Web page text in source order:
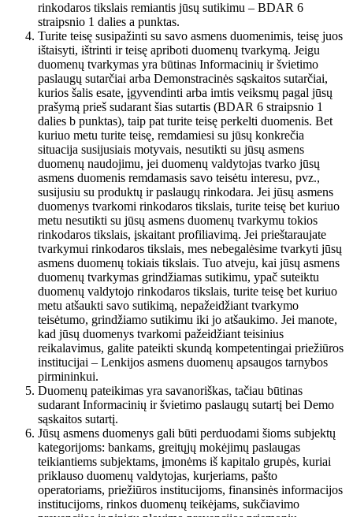
rinkodaros tikslais remiantis jūsų sutikimu – BDAR 6
straipsnio 1 dalies a punktas.
Turite teisę susipažinti su savo asmens duomenimis, teisę juos
ištaisyti, ištrinti ir teisę apriboti duomenų tvarkymą. Jeigu
duomenų tvarkymas yra būtinas Informacinių ir švietimo
paslaugų sutarčiai arba Demonstracinės sąskaitos sutarčiai,
kurios šalis esate, įgyvendinti arba imtis veiksmų pagal jūsų
prašymą prieš sudarant šias sutartis (BDAR 6 straipsnio 1
dalies b punktas), taip pat turite teisę perkelti duomenis. Bet
kuriuo metu turite teisę, remdamiesi su jūsų konkrečia
situacija susijusiais motyvais, nesutikti su jūsų asmens
duomenų naudojimu, jei duomenų valdytojas tvarko jūsų
asmens duomenis remdamasis savo teisėtu interesu, pvz.,
susijusiu su produktų ir paslaugų rinkodara. Jei jūsų asmens
duomenys tvarkomi rinkodaros tikslais, turite teisę bet kuriuo
metu nesutikti su jūsų asmens duomenų tvarkymu tokios
rinkodaros tikslais, įskaitant profiliavimą. Jei prieštaraujate
tvarkymui rinkodaros tikslais, mes nebegalėsime tvarkyti jūsų
asmens duomenų tokiais tikslais. Tuo atveju, kai jūsų asmens
duomenų tvarkymas grindžiamas sutikimu, ypač suteiktu
duomenų valdytojo rinkodaros tikslais, turite teisę bet kuriuo
metu atšaukti savo sutikimą, nepažeidžiant tvarkymo
teisėtumo, grindžiamo sutikimu iki jo atšaukimo. Jei manote,
kad jūsų duomenys tvarkomi pažeidžiant teisinius
reikalavimus, galite pateikti skundą kompetentingai priežiūros
institucijai – Lenkijos asmens duomenų apsaugos tarnybos
pirmininkui.
Duomenų pateikimas yra savanoriškas, tačiau būtinas
sudarant Informacinių ir švietimo paslaugų sutartį bei Demo
sąskaitos sutartį.
Jūsų asmens duomenys gali būti perduodami šioms subjektų
kategorijoms: bankams, greitųjų mokėjimų paslaugas
teikiantiems subjektams, įmonėms iš kapitalo grupės, kuriai
priklauso duomenų valdytojas, kurjeriams, pašto
operatoriams, priežiūros institucijoms, finansinės informacijos
institucijoms, rinkos duomenų teikėjams, sukčiavimo